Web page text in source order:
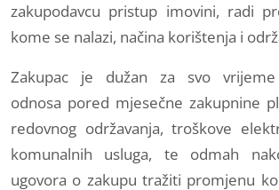
zakupodavcu pristup imovini, radi
kome se nalazi, načina korištenja i
Zakupac je dužan za svo vrijeme
odnosa pored mjesečne zakupnine
redovnog održavanja, troškove
komunalnih usluga, te odmah
ugovora o zakupu tražiti promjenu